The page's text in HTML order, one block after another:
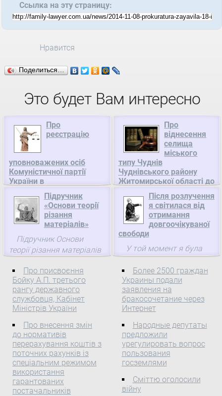
Ссылка на эту страницу:
Нравится
Поделиться…
Это будет Вам интересно
Про
реєстрацію
уповноважених осіб
Комуністичної партії
України в
загальнодержавному
багатомандатному
виборчому окрузі,
Центральна виборча
Про реєстрацію
уповноважених осіб
України в
загальнодержавному
багатомандатному
виборчому окрузі До
комісії 6 серпня 2012
року надійшла заява
Комуністичної партії
України разом з іншими
документами щодо
реєстрації
Підручник
«Основи теорії
різання
матеріалів»
Підручник Основи
теорії різання матеріалів
М. Внуков, В. Л. Добоскок,
В. О. Залога, Ю. К.
Новосьолов, Ф. Я. Якубов)
Вченою радою
Сумського державного
університету висунуто ...
Про присвоєння
Бойку А.П. третього
рангу державного
службовця, Кабінет
Міністрів України
Про внесення змін
до нормативів
перерахування коштів з
поточних рахунків із
спеціальним режимом
використання
гарантованих
постачальників
Про
віднесення
селища
міського
типу Чуднів
Чуднівського району
Житомирської області до
категорії міст районного
значення, Верховна Рада
України
ПОСТАНОВА Верховної
Ради України Верховна
Рада України
постановляє: Віднести
селище міського типу
Чуднів Чуднівського
району Житомирської
області до категорії міст
районного значення.
Після розлучення
я світилася від
отримання
довгоочікуваної
свободи
У той момент я була
вагітною. Розлучення
вийшло оформити тільки
влітку. Чоловік іноді
приходив до мене.
Более 2500 граждан
Украины подали
заявления на
бракосочетание через
Интернет
Народные депутаты
предложили
урегулировать вопрос
пользования
госземлями
Сміттю оголосили
війну